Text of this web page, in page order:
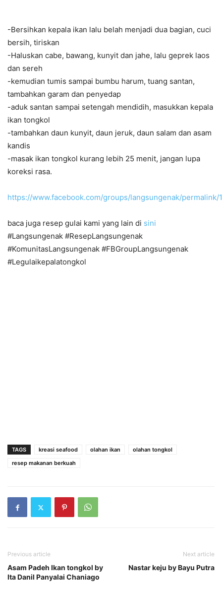
-Bersihkan kepala ikan lalu belah menjadi dua bagian, cuci
bersih, tiriskan
-Haluskan cabe, bawang, kunyit dan jahe, lalu geprek laos
dan sereh
-kemudian tumis sampai bumbu harum, tuang santan,
tambahkan garam dan penyedap
-aduk santan sampai setengah mendidih, masukkan kepala
ikan tongkol
-tambahkan daun kunyit, daun jeruk, daun salam dan asam
kandis
-masak ikan tongkol kurang lebih 25 menit, jangan lupa
koreksi rasa.
https://www.facebook.com/groups/langsungenak/permalink/
baca juga resep gulai kami yang lain di sini
#Langsungenak #ResepLangsungenak
#KomunitasLangsungenak #FBGroupLangsungenak
#Legulaikepalatongkol
TAGS kreasi seafood olahan ikan
olahan tongkol
resep makanan berkuah
Previous article
Asam Padeh Ikan tongkol by
Ita Danil Panyalai Chaniago
Next article
Nastar keju by Bayu Putra